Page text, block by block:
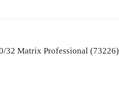
32 Matrix Professional (73226)